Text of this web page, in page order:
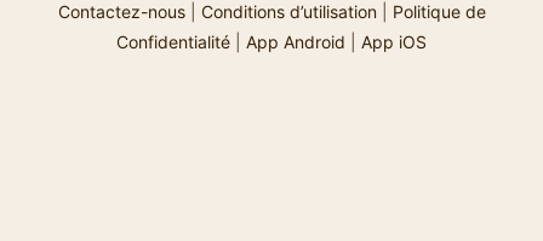
Contactez-nous| Conditions d’utilisation| Politique de
Confidentialité
App Android App iOS